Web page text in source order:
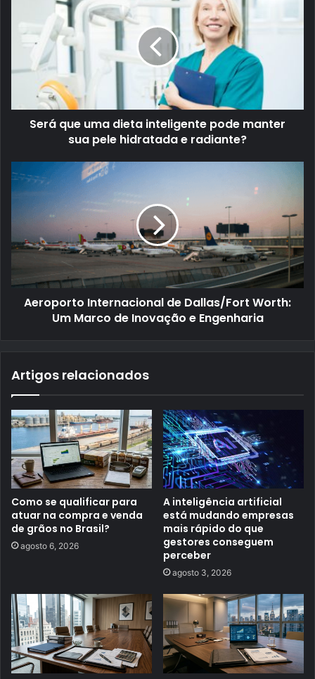
Será que uma dieta inteligente pode manter
sua pele hidratada e radiante?
Aeroporto Internacional de Dallas/Fort Worth:
Um Marco de Inovação e Engenharia
Artigos relacionados
Como se qualificar para
atuar na compra e venda
de grãos no Brasil?
agosto 6, 2026
A inteligência artificial
está mudando empresas
mais rápido do que
gestores conseguem
perceber
agosto 3, 2026